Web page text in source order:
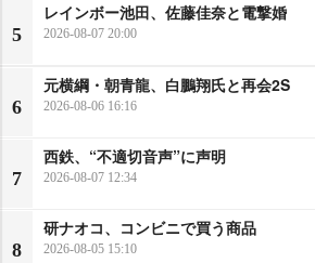
5
レインボー池田、佐藤佳奈と電撃婚
2026-08-07 20:00
6
元横綱・朝青龍、白鵬翔氏と再会2S
2026-08-06 16:16
7
西鉄、“不適切音声”に声明
2026-08-07 12:34
8
研ナオコ、コンビニで買う商品
2026-08-05 15:10